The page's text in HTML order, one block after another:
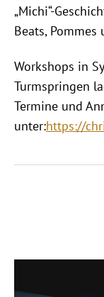
„Michi“-
Beats, Pommes
Workshops in
Turmspringen
Termine und
unter:https://